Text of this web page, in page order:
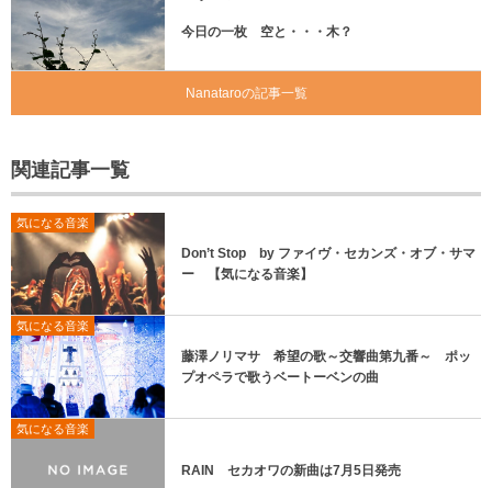
今日の一枚 空と・・・木？
Nanataroの記事一覧
関連記事一覧
気になる音楽
Don’t Stop by ファイヴ・セカンズ・オブ・サマ
ー 【気になる音楽】
気になる音楽
藤澤ノリマサ 希望の歌～交響曲第九番～ ポッ
プオペラで歌うベートーベンの曲
気になる音楽
RAIN セカオワの新曲は7月5日発売